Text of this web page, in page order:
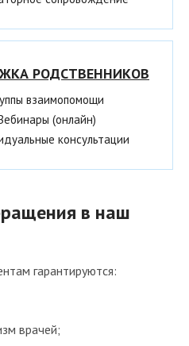
РОДСТВЕННИКОВ
взаимопомощи
(онлайн)
консультации
в наш
гарантируются:
врачей;